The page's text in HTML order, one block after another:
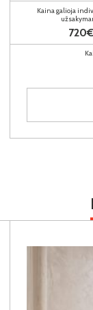
Kaina galioja
720€